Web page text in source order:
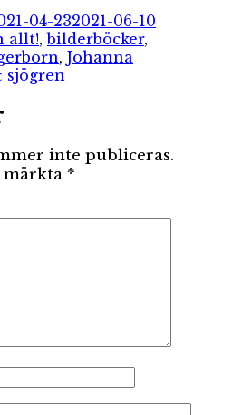
04-232021-06-10
allt!,bilderböcker,
, Johanna
sjögren
inte publiceras.
*